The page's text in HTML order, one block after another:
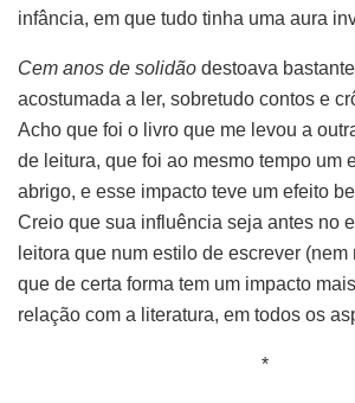
infância, em que tudo tinha uma aura
Cem anos de solidão destoava
acostumada a ler, sobretudo contos e
Acho que foi o livro que me levou a
de leitura, que foi ao mesmo tempo um
abrigo, e esse impacto teve um efeito
Creio que sua influência seja antes no
leitora que num estilo de escrever (nem
que de certa forma tem um impacto
relação com a literatura, em todos os
*